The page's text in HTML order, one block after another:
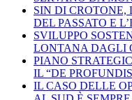
SIN DI
DEL PASSATO E
SVILUPPO
LONTANA DAGLI
PIANO
IL “DE
IL CASO DELLE